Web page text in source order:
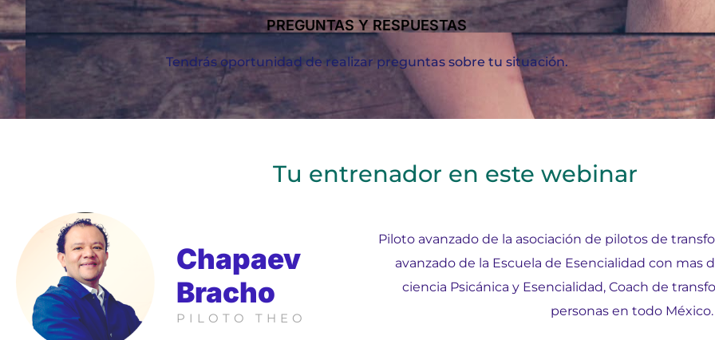
PREGUNTAS Y RESPUESTAS
Tendrás oportunidad de realizar preguntas sobre tu situación.
Tu entrenador en este webinar
Chapaev
Bracho
PILOTO THEO
Piloto avanzado de la asociación de pilotos de
avanzado de la Escuela de Esencialidad con mas
ciencia Psicánica y Esencialidad, Coach de
personas en todo